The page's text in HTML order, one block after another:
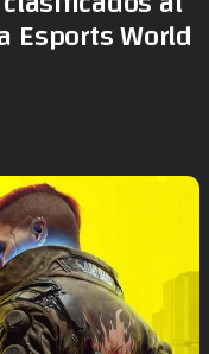
Esports World